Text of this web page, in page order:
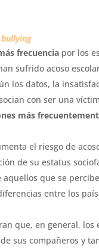
bullying
frecuencia por los
sufrido acoso
los datos, la
con ser una
más
el riesgo de
de su estatus
que se
entre los
que, en general,
sus compañeros y